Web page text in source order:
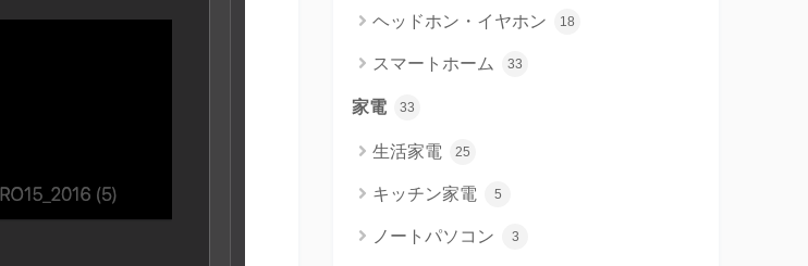
ヘッドホン・イヤホン 18
スマートホーム 33
家電 33
生活家電 25
キッチン家電 5
ノートパソコン 3